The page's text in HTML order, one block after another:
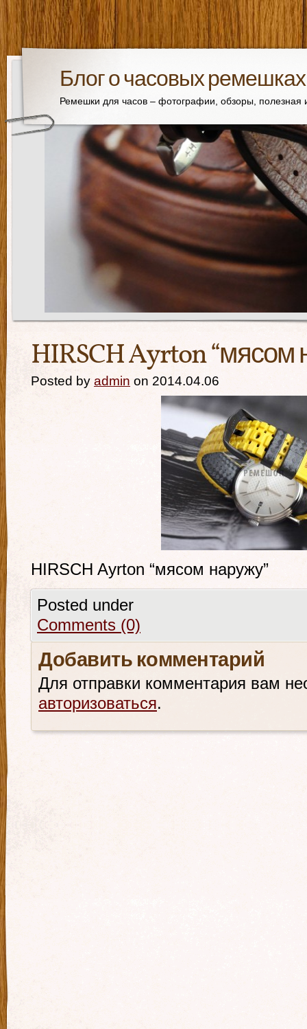
Блог о часовых ремешках
Ремешки для часов – фотографии, обзоры,
HIRSCH Ayrton “мясом
Posted by admin on 2014.04.06
HIRSCH Ayrton “мясом наружу”
Posted under
Comments (0)
Добавить комментарий
Для отправки комментария вам
авторизоваться.